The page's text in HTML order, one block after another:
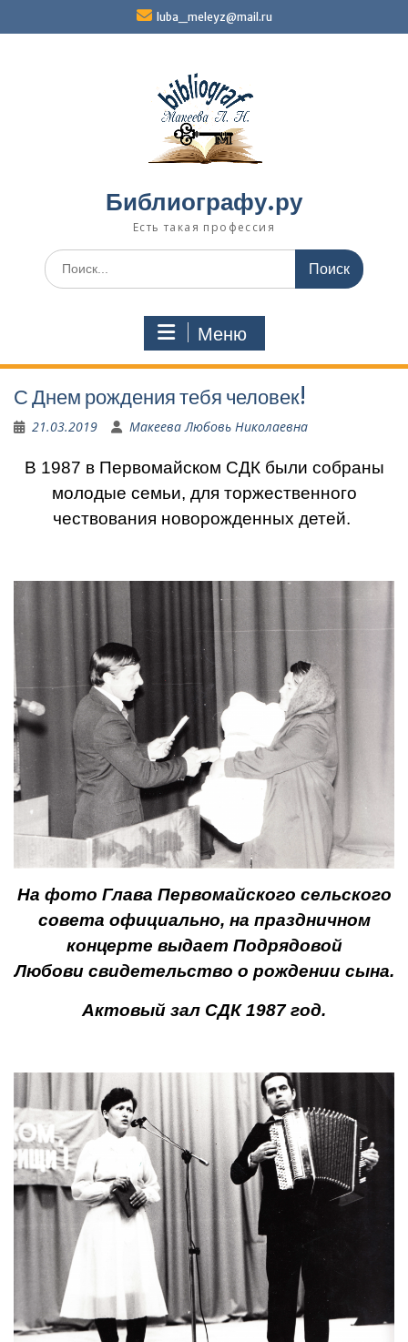
luba_meleyz@mail.ru
Библиографу.ру
Есть такая профессия
Поиск
по:
Меню
С Днем рождения тебя человек!
21.03.2019 Макеева Любовь Николаевна
В 1987 в Первомайском СДК были собраны
молодые семьи, для торжественного
чествования новорожденных детей.
На фото Глава Первомайского сельского
совета официально, на праздничном
концерте выдает Подрядовой
Любови свидетельство о рождении сына.
Актовый зал СДК 1987 год.